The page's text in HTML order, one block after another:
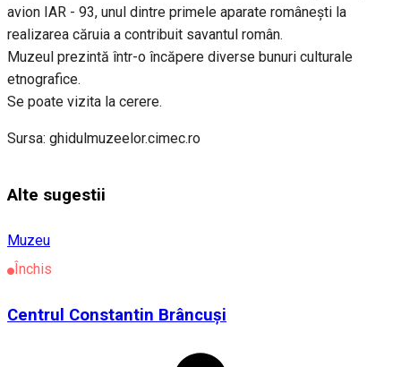
avion IAR - 93, unul dintre primele aparate româneşti la
realizarea căruia a contribuit savantul român.
Muzeul prezintă într-o încăpere diverse bunuri culturale
etnografice.
Se poate vizita la cerere.
Sursa: ghidulmuzeelor.cimec.ro
Alte sugestii
Muzeu
Închis
Centrul Constantin Brâncuși